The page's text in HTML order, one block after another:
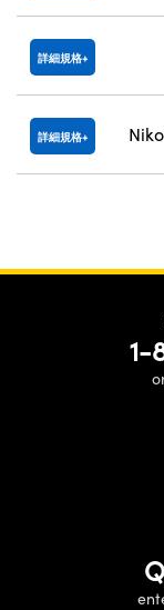
詳細規格
詳細規格
1-